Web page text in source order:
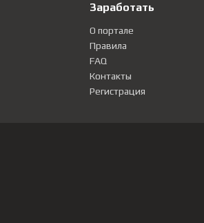
Заработать
О портале
Правила
FAQ
Контакты
Регистрация